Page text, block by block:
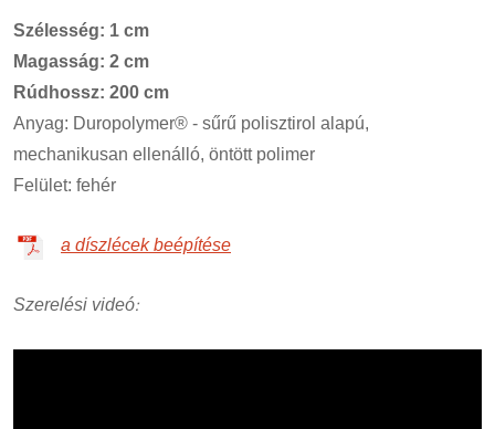
Szélesség: 1 cm
Magasság: 2 cm
Rúdhossz: 200 cm
Anyag: Duropolymer® - sűrű polisztirol alapú,
mechanikusan ellenálló, öntött polimer
Felület: fehér
a díszlécek beépítése
Szerelési videó: